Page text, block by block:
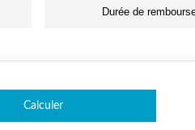
Durée de